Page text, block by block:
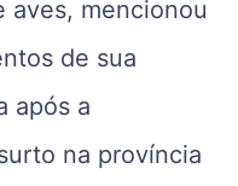
aves, mencionou
de sua
após a
na província